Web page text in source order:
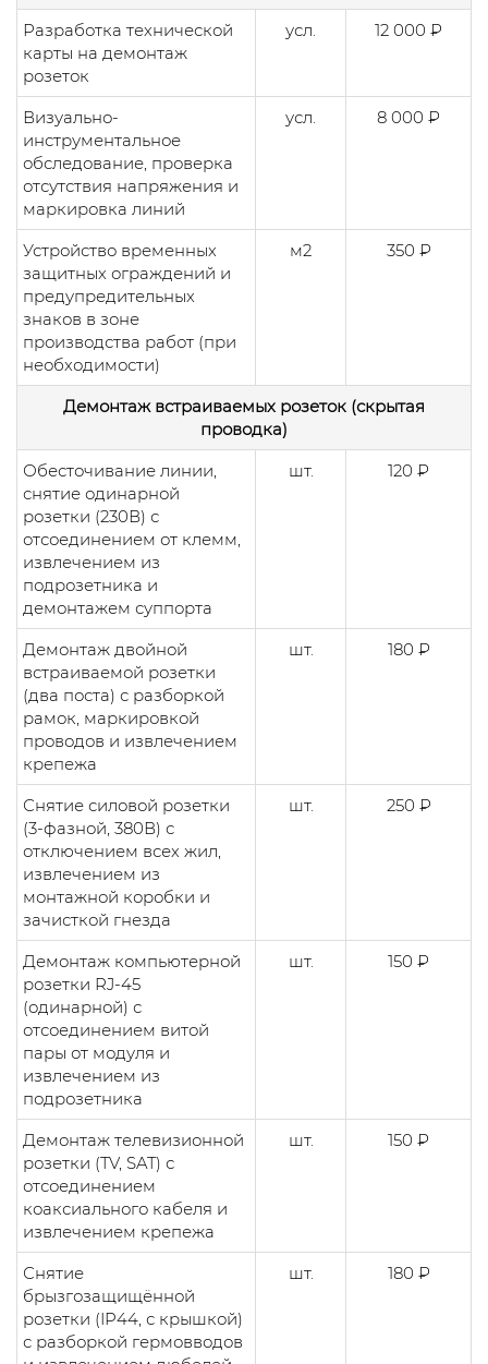
Разработка технической
карты на демонтаж
розеток
усл. 12 000 ₽
Визуально-
инструментальное
обследование, проверка
отсутствия напряжения и
маркировка линий
усл. 8 000 ₽
Устройство временных
защитных ограждений и
предупредительных
знаков в зоне
производства работ (при
необходимости)
м2 350 ₽
Демонтаж встраиваемых розеток (скрытая
проводка)
Обесточивание линии,
снятие одинарной
розетки (230В) с
отсоединением от клемм,
извлечением из
подрозетника и
демонтажем суппорта
шт. 120 ₽
Демонтаж двойной
встраиваемой розетки
(два поста) с разборкой
рамок, маркировкой
проводов и извлечением
крепежа
шт. 180 ₽
Снятие силовой розетки
(3-фазной, 380В) с
отключением всех жил,
извлечением из
монтажной коробки и
зачисткой гнезда
шт. 250 ₽
Демонтаж компьютерной
розетки RJ-45
(одинарной) с
отсоединением витой
пары от модуля и
извлечением из
подрозетника
шт. 150 ₽
Демонтаж телевизионной
розетки (TV, SAT) с
отсоединением
коаксиального кабеля и
извлечением крепежа
шт. 150 ₽
Снятие
брызгозащищённой
розетки (IP44, с крышкой)
с разборкой гермовводов
шт. 180 ₽